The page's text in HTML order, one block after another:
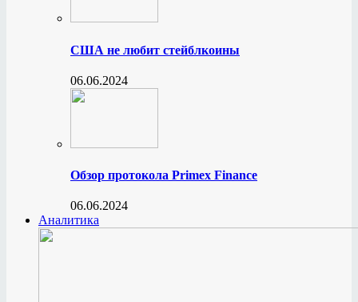
США не любит стейблкоины
06.06.2024
Обзор протокола Primex Finance
06.06.2024
Аналитика